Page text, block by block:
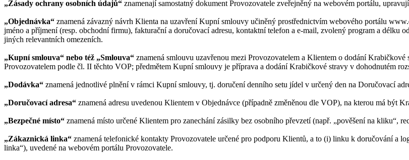
„Zásady ochrany osobních údajů“ znamenají samostatný dokument Provozovatele zveřejněný na webovém portálu,
„Objednávka“ znamená závazný návrh Klienta na uzavření Kupní smlouvy učiněný prostřednictvím webového portálu
jméno a příjmení (resp. obchodní firmu), fakturační a doručovací adresu, kontaktní telefon a e-mail, zvolený program a délku
jiných relevantních omezeních.
„Kupní smlouva“ nebo též „Smlouva“ znamená smlouvu uzavřenou mezi Provozovatelem a Klientem o dodání
Provozovatelem podle čl. II těchto VOP; předmětem Kupní smlouvy je příprava a dodání Krabičkové stravy v dohodnutém
„Dodávka“ znamená jednotlivé plnění v rámci Kupní smlouvy, tj. doručení denního setu jídel v určený den na Doručovací
„Doručovací adresa“ znamená adresu uvedenou Klientem v Objednávce (případně změněnou dle VOP), na kterou má být
„Bezpečné místo“ znamená místo určené Klientem pro zanechání zásilky bez osobního převzetí (např. „pověšení na kliku“,
„Zákaznická linka“ znamená telefonické kontakty Provozovatele určené pro podporu Klientů, a to (i) linku k doručování a
linka“), uvedené na webovém portálu Provozovatele.